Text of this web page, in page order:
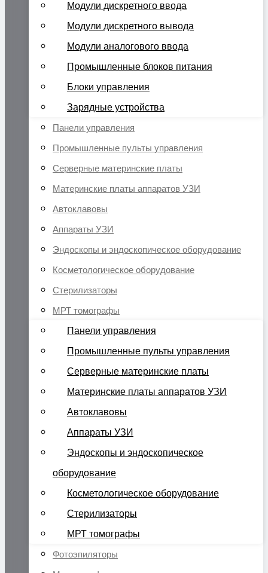
Модули дискретного ввода
Модули дискретного вывода
Модули аналогового ввода
Промышленные блоков питания
Блоки управления
Зарядные устройства
Панели управления
Промышленные пульты управления
Серверные материнские платы
Материнские платы аппаратов УЗИ
Автоклавовы
Аппараты УЗИ
Эндоскопы и эндоскопическое оборудование
Косметологическое оборудование
Стерилизаторы
МРТ томографы
Панели управления
Промышленные пульты управления
Серверные материнские платы
Материнские платы аппаратов УЗИ
Автоклавовы
Аппараты УЗИ
Эндоскопы и эндоскопическое
оборудование
Косметологическое оборудование
Стерилизаторы
МРТ томографы
Фотоэпиляторы